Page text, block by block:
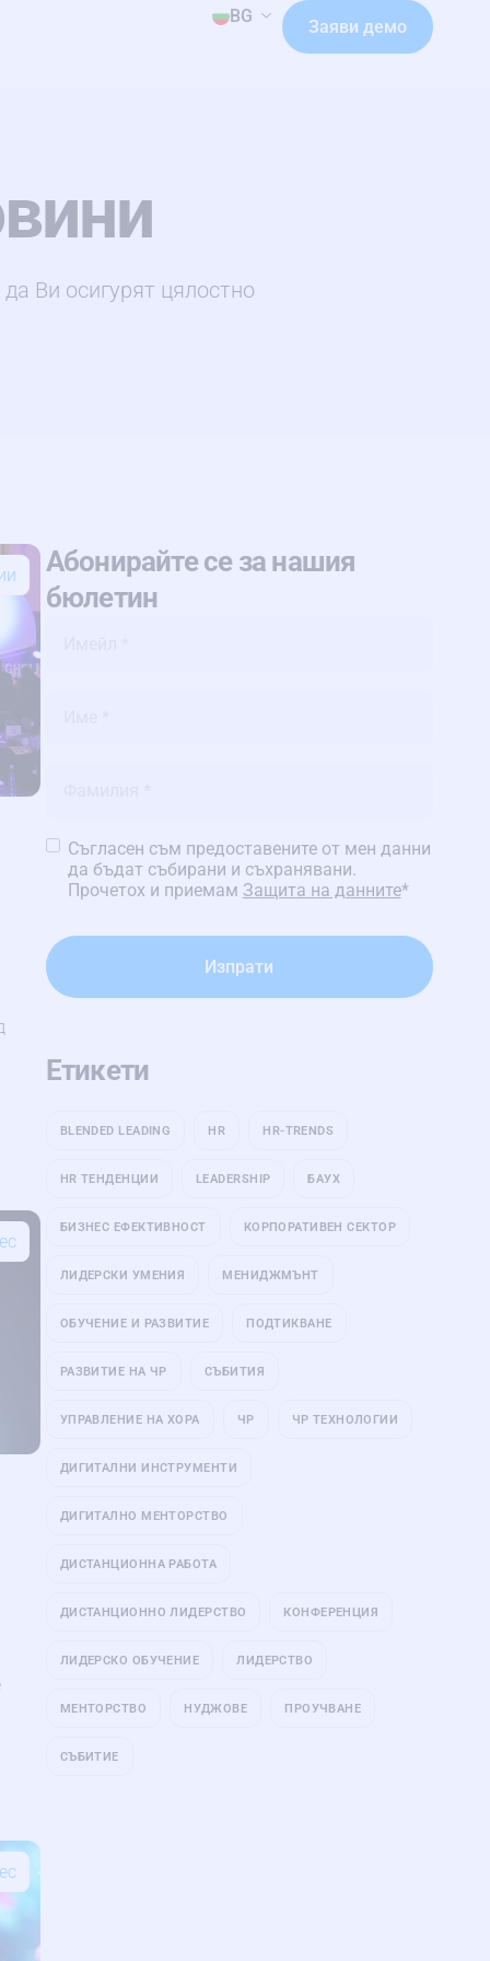
BG
Заяви демо
Ви осигурят цялостно
Абонирайте се за нашия
бюлетин
Политика
поверителност*
Съгласен съм предоставените от мен данни
да бъдат събирани и съхранявани.
Прочетох и приемам Защита на данните*
Етикети
BLENDED LEADING HR HR-TRENDS
HR ТЕНДЕНЦИИ LEADERSHIP БАУХ
БИЗНЕС ЕФЕКТИВНОСТ КОРПОРАТИВЕН СЕКТОР
ЛИДЕРСКИ УМЕНИЯ МЕНИДЖМЪНТ
ОБУЧЕНИЕ И РАЗВИТИЕ ПОДТИКВАНЕ
РАЗВИТИЕ НА ЧР СЪБИТИЯ
УПРАВЛЕНИЕ НА ХОРА ЧР ЧР ТЕХНОЛОГИИ
ДИГИТАЛНИ ИНСТРУМЕНТИ
ДИГИТАЛНО МЕНТОРСТВО
ДИСТАНЦИОННА РАБОТА
ДИСТАНЦИОННО ЛИДЕРСТВО КОНФЕРЕНЦИЯ
ЛИДЕРСКО ОБУЧЕНИЕ ЛИДЕРСТВО
МЕНТОРСТВО НУДЖОВЕ ПРОУЧВАНЕ
СЪБИТИЕ